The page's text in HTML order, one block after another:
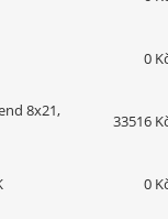
0
8x21,
33516
0